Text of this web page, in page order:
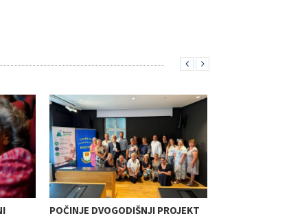
POČINJE DVOGODIŠNJI PROJEKT